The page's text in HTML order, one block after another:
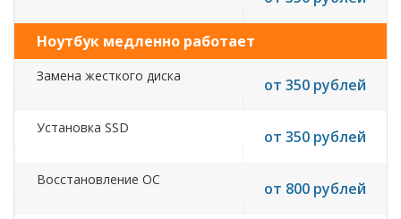
Ноутбук медленно работает
Замена жесткого диска от 350 рублей
Установка SSD от 350 рублей
Восстановление ОС от 800 рублей